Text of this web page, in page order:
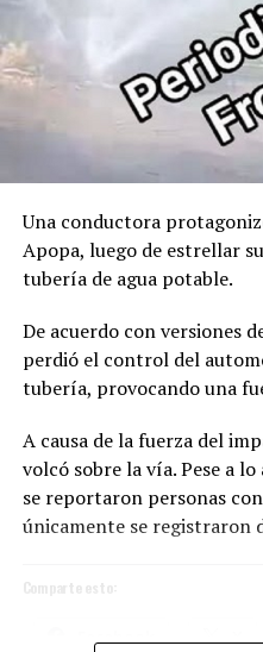
X
Una conductora
Apopa, luego de estrellar
tubería de agua potable.
De acuerdo con versiones
perdió el control del
tubería, provocando una
A causa de la fuerza del
volcó sobre la vía. Pese a
se reportaron personas
únicamente se registraron
Comparte esto: